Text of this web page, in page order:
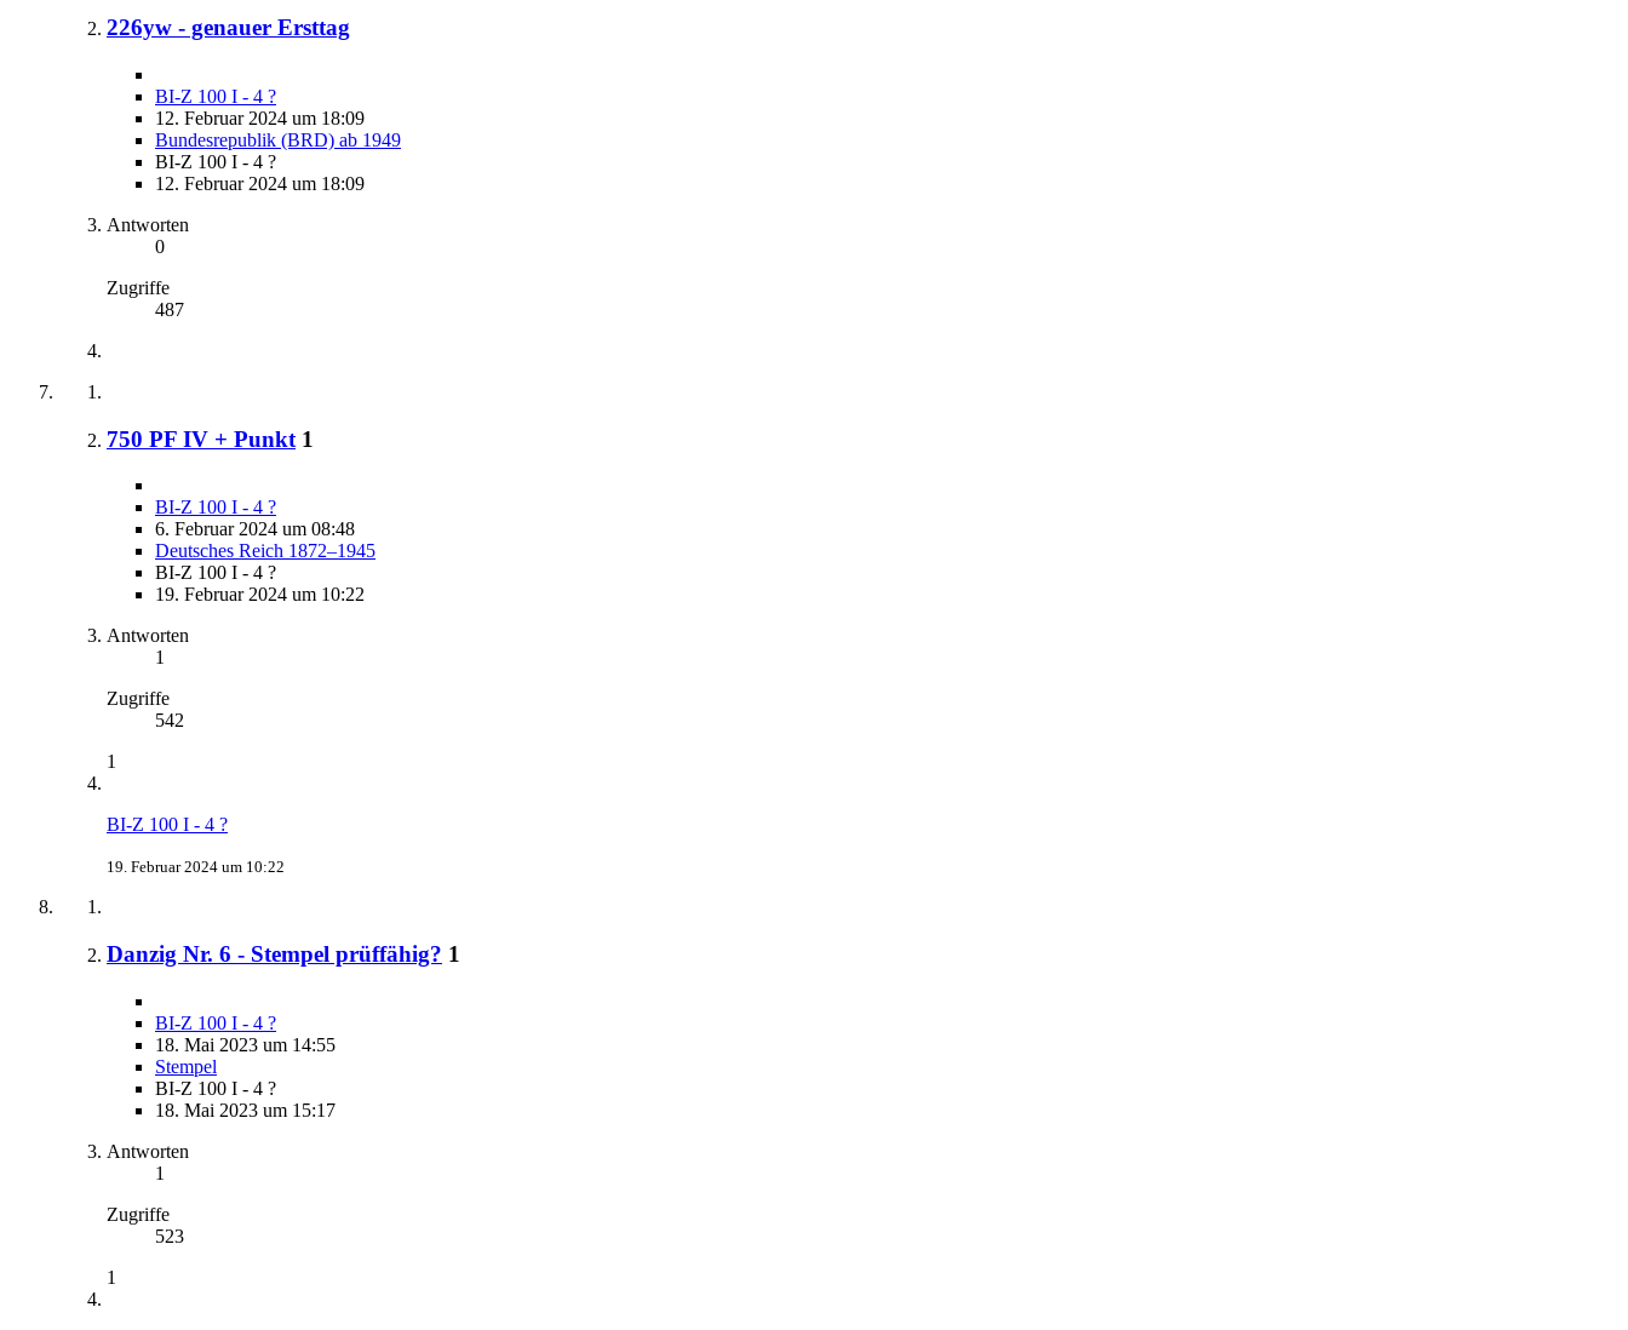
226yw - genauer Ersttag
BI-Z 100 I - 4 ?
12. Februar 2024 um 18:09
Bundesrepublik (BRD) ab 1949
BI-Z 100 I - 4 ?
12. Februar 2024 um 18:09
Antworten
0
Zugriffe
487
750 PF IV + Punkt 1
BI-Z 100 I - 4 ?
6. Februar 2024 um 08:48
Deutsches Reich 1872–1945
BI-Z 100 I - 4 ?
19. Februar 2024 um 10:22
Antworten
1
Zugriffe
542
1
BI-Z 100 I - 4 ?
19. Februar 2024 um 10:22
Danzig Nr. 6 - Stempel prüffähig? 1
BI-Z 100 I - 4 ?
18. Mai 2023 um 14:55
Stempel
BI-Z 100 I - 4 ?
18. Mai 2023 um 15:17
Antworten
1
Zugriffe
523
1